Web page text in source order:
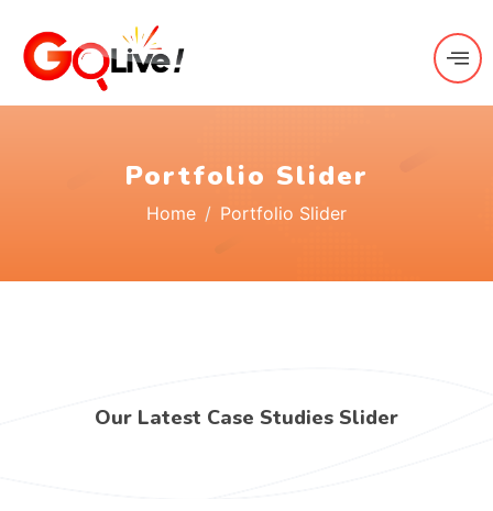
Portfolio Slider
Home Portfolio Slider
Our Latest Case Studies Slider